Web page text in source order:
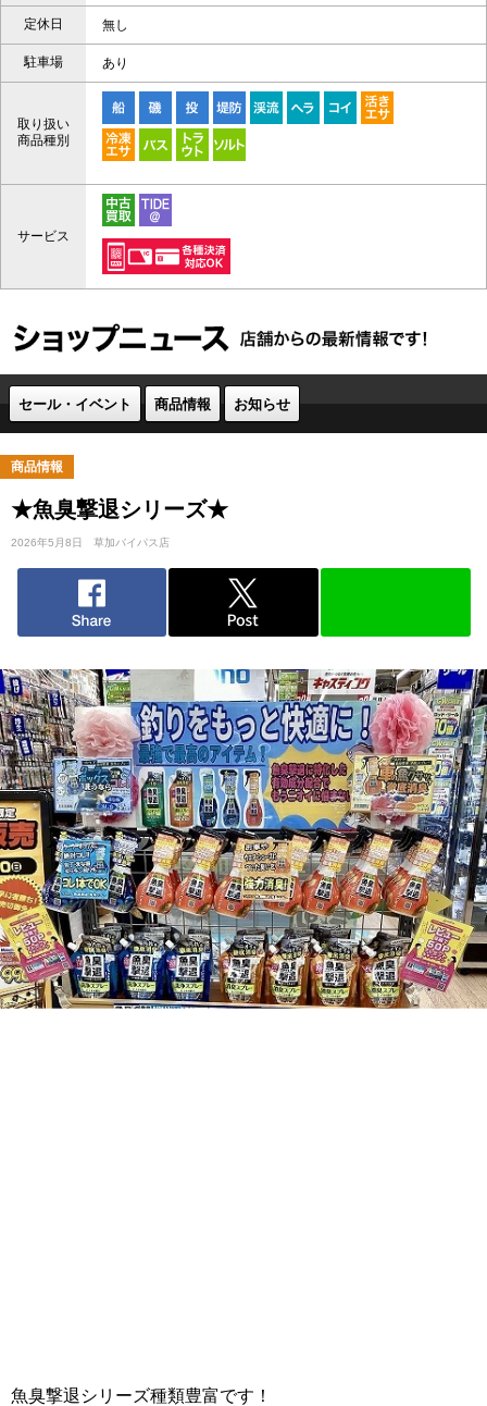
定休日 無し
駐車場 あり
取り扱い
商品種別
サービス
セール・イベント 商品情報 お知らせ
商品情報
★魚臭撃退シリーズ★
2026年5月8日 草加バイパス店
魚臭撃退シリーズ種類豊富です！